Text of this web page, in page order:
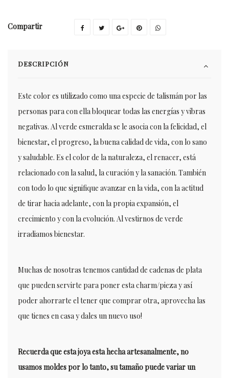
Compartir
DESCRIPCIÓN
Este color es utilizado como una especie de talismán por las
personas para con ella bloquear todas las energías y vibras
negativas. Al verde esmeralda se le asocia con la felicidad, el
bienestar, el progreso, la buena calidad de vida, con lo sano
y saludable. Es el color de la naturaleza, el renacer, está
relacionado con la salud, la curación y la sanación. También
con todo lo que signifique avanzar en la vida, con la actitud
de tirar hacia adelante, con la propia expansión, el
crecimiento y con la evolución. Al vestirnos de verde
irradiamos bienestar.
Muchas de nosotras tenemos cantidad de cadenas de plata
que pueden servirte para poner esta charm/pieza y así
poder ahorrarte el tener que comprar otra, aprovecha las
que tienes en casa y dales un nuevo uso!
Recuerda que esta joya esta hecha artesanalmente, no
usamos moldes por lo tanto, su tamaño puede variar un